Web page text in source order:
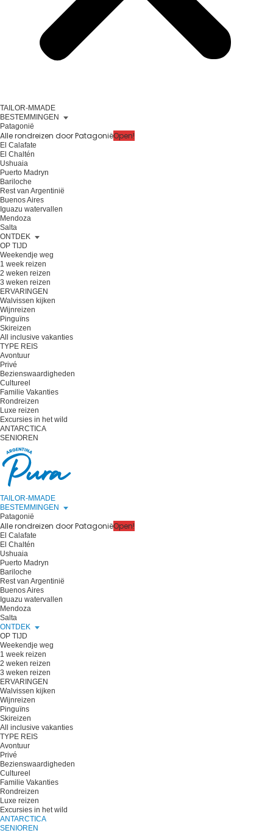
TAILOR-MMADE
BESTEMMINGEN
Patagonië
Alle rondreizen door PatagoniëOpen!
El Calafate
El Chaltén
Ushuaia
Puerto Madryn
Bariloche
Rest van Argentinië
Buenos Aires
Iguazu watervallen
Mendoza
Salta
ONTDEK
OP TIJD
Weekendje weg
1 week reizen
2 weken reizen
3 weken reizen
ERVARINGEN
Walvissen kijken
Wijnreizen
Pinguïns
Skireizen
All inclusive vakanties
TYPE REIS
Avontuur
Privé
Bezienswaardigheden
Cultureel
Familie Vakanties
Rondreizen
Luxe reizen
Excursies in het wild
ANTARCTICA
SENIOREN
TAILOR-MMADE
BESTEMMINGEN
Patagonië
Alle rondreizen door PatagoniëOpen!
El Calafate
El Chaltén
Ushuaia
Puerto Madryn
Bariloche
Rest van Argentinië
Buenos Aires
Iguazu watervallen
Mendoza
Salta
ONTDEK
OP TIJD
Weekendje weg
1 week reizen
2 weken reizen
3 weken reizen
ERVARINGEN
Walvissen kijken
Wijnreizen
Pinguïns
Skireizen
All inclusive vakanties
TYPE REIS
Avontuur
Privé
Bezienswaardigheden
Cultureel
Familie Vakanties
Rondreizen
Luxe reizen
Excursies in het wild
ANTARCTICA
SENIOREN